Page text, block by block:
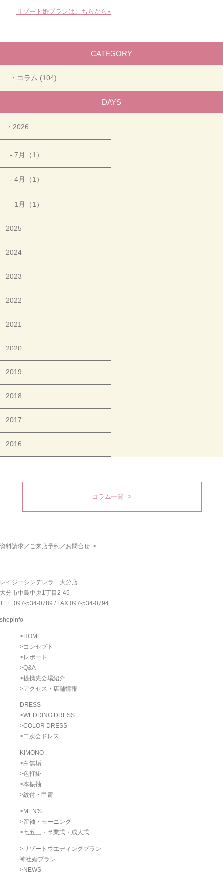
リゾート婚プランはこちらから⋆
CATEGORY
・コラム (104)
DAYS
・2026
- 7月（1）
- 4月（1）
- 1月（1）
2025
2024
2023
2022
2021
2020
2019
2018
2017
2016
コラム一覧 >
資料請求／ご来店予約／お問合せ >
レイジーシンデレラ 大分店
大分市中島中央1丁目2-45
TEL .097-534-0789 / FAX.097-534-0794
shopinfo
>HOME
>コンセプト
>レポート
>Q&A
>提携先会場紹介
>アクセス・店舗情報
DRESS
>WEDDING DRESS
>COLOR DRESS
>二次会ドレス
KIMONO
>白無垢
>色打掛
>本振袖
>紋付・甲冑
>MEN'S
>留袖・モーニング
>七五三・卒業式・成人式
> リゾートウエディングプラン
神社婚プラン
>NEWS